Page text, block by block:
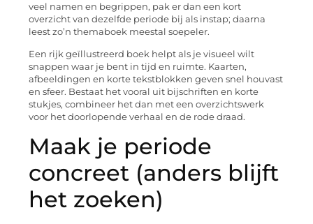
veel namen en begrippen, pak er dan een kort
overzicht van dezelfde periode bij als instap; daarna
leest zo’n themaboek meestal soepeler.
Een rijk geïllustreerd boek helpt als je visueel wilt
snappen waar je bent in tijd en ruimte. Kaarten,
afbeeldingen en korte tekstblokken geven snel houvast
en sfeer. Bestaat het vooral uit bijschriften en korte
stukjes, combineer het dan met een overzichtswerk
voor het doorlopende verhaal en de rode draad.
Maak je periode
concreet (anders blijft
het zoeken)